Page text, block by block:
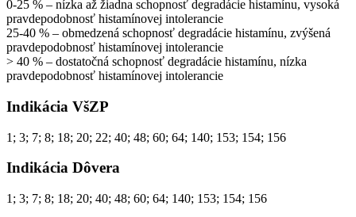
0-25 % – nízka až žiadna schopnosť degradácie histamínu, vysoká
pravdepodobnosť histamínovej intolerancie
25-40 % – obmedzená schopnosť degradácie histamínu, zvýšená
pravdepodobnosť histamínovej intolerancie
> 40 % – dostatočná schopnosť degradácie histamínu, nízka
pravdepodobnosť histamínovej intolerancie
Indikácia VšZP
1; 3; 7; 8; 18; 20; 22; 40; 48; 60; 64; 140; 153; 154; 156
Indikácia Dôvera
1; 3; 7; 8; 18; 20; 40; 48; 60; 64; 140; 153; 154; 156